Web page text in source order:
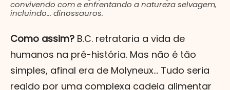
convivendo com e enfrentando a natureza selvagem,
incluindo... dinossauros.
Como assim? B.C. retrataria a vida de
humanos na pré-história. Mas não é tão
simples, afinal era de Molyneux... Tudo seria
regido por uma complexa cadeia alimentar